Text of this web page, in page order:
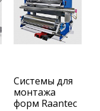
Системы для
монтажа
форм Raantec